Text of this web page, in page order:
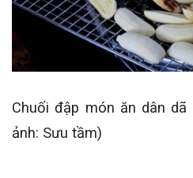
Chuối đập món ăn dân
ảnh: Sưu tầm)